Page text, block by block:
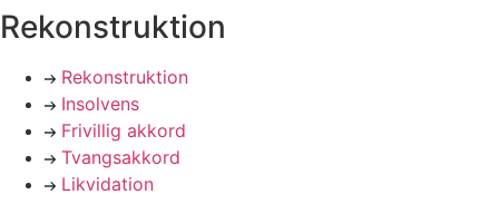
Rekonstruktion
Rekonstruktion
Insolvens
Frivillig akkord
Tvangsakkord
Likvidation